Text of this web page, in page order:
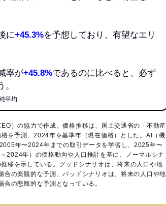
に+45.3%を予想しており、有望なエリ
率が+45.8%であるのに比べると、必ず
平均
）の協力で作成。価格推移は、国土交通省の「 不動産
を予測、2024年を基準年（現在価格）とした。AI（機
年〜2024年までの取引データを学習し、2025年〜
2024年）の価格動向や人口推計を基に、ノーマルシナ
移を示している。グッドシナリオは、将来の人口や地
の楽観的な予測、バッドシナリオは、将来の人口や地
の悲観的な予測となっている。